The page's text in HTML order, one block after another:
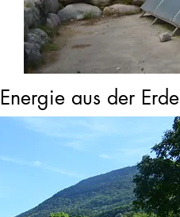
Energie aus der Erde